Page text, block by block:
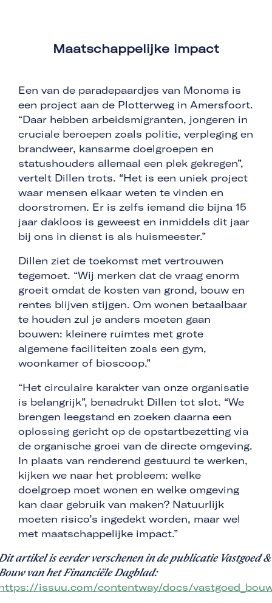
Maatschappelijke impact
Een van de paradepaardjes van Monoma is
een project aan de Plotterweg in Amersfoort.
“Daar hebben arbeidsmigranten, jongeren in
cruciale beroepen zoals politie, verpleging en
brandweer, kansarme doelgroepen en
statushouders allemaal een plek gekregen”,
vertelt Dillen trots. “Het is een uniek project
waar mensen elkaar weten te vinden en
doorstromen. Er is zelfs iemand die bijna 15
jaar dakloos is geweest en inmiddels dit jaar
bij ons in dienst is als huismeester.”
Dillen ziet de toekomst met vertrouwen
tegemoet. “Wij merken dat de vraag enorm
groeit omdat de kosten van grond, bouw en
rentes blijven stijgen. Om wonen betaalbaar
te houden zul je anders moeten gaan
bouwen: kleinere ruimtes met grote
algemene faciliteiten zoals een gym,
woonkamer of bioscoop.”
“Het circulaire karakter van onze organisatie
is belangrijk”, benadrukt Dillen tot slot. “We
brengen leegstand en zoeken daarna een
oplossing gericht op de opstartbezetting via
de organische groei van de directe omgeving.
In plaats van renderend gestuurd te werken,
kijken we naar het probleem: welke
doelgroep moet wonen en welke omgeving
kan daar gebruik van maken? Natuurlijk
moeten risico’s ingedekt worden, maar wel
met maatschappelijke impact.”
artikel is eerder verschenen in de publicatie Vastgoed &
van het Financiële Dagblad:
issuu.com/contentway/docs/